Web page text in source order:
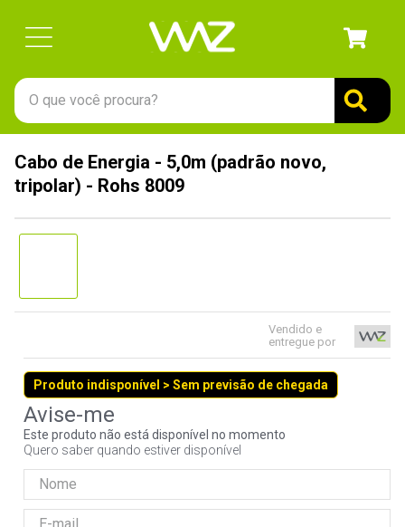
O que você procura?
Cabo de Energia - 5,0m (padrão novo,
tripolar) - Rohs 8009
Vendido e
entregue por
Produto indisponível > Sem previsão de chegada
Este produto não está disponível no momento
Quero saber quando estiver disponível
1º
gabinete
7º
jonsbo
8º
fractal
controle
10º hd